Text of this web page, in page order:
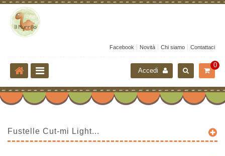
Facebook Novità Chi siamo Contattaci
0
Accedi
Fustelle Cut-mi Light...